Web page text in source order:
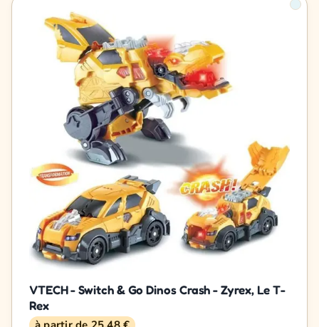
VTECH - Switch & Go Dinos Crash - Zyrex, Le T-
Rex